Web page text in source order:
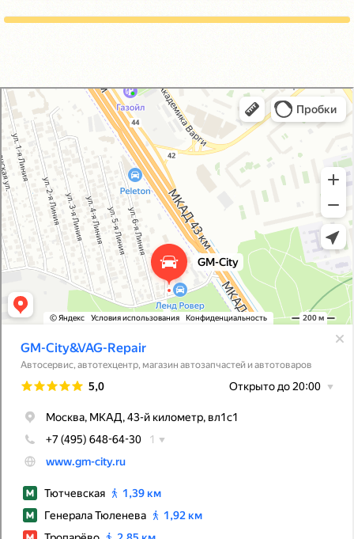
GM-City&VAG-Repair
Автосервис, автотехцентр в Москве
Магазин автозапчастей и автотоваров в Москве